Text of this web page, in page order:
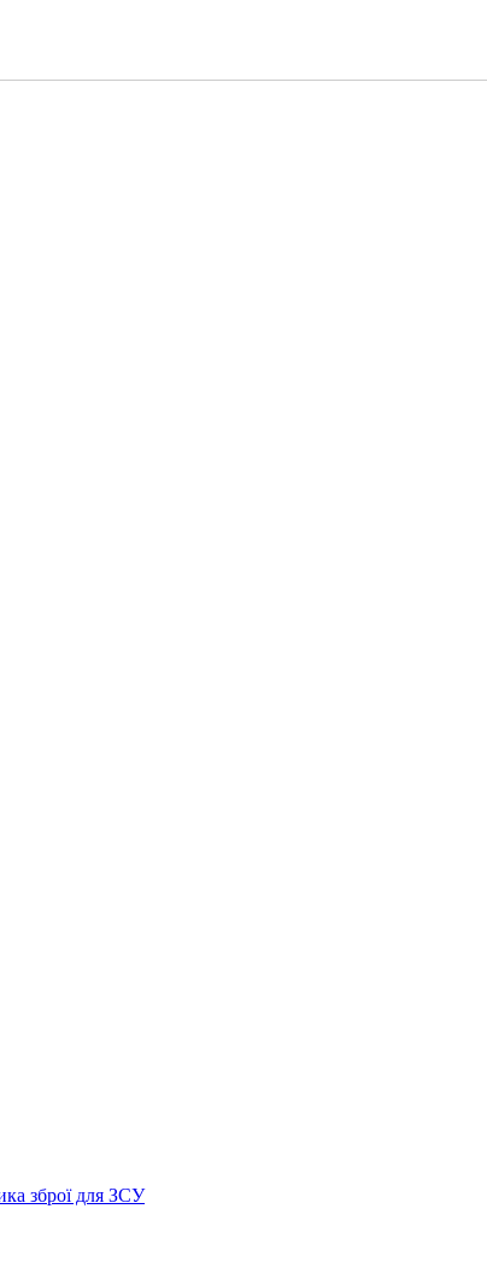
зброї для ЗСУ